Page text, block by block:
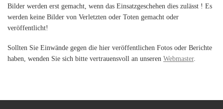
Bilder werden erst gemacht, wenn das Einsatzgeschehen dies zulässt ! Es
werden keine Bilder von Verletzten oder Toten gemacht oder
veröffentlicht!
Sollten Sie Einwände gegen die hier veröffentlichen Fotos oder Berichte
haben, wenden Sie sich bitte vertrauensvoll an unseren Webmaster.